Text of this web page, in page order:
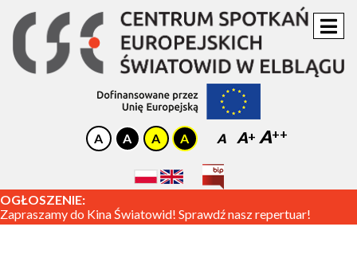
A A A
OGŁOSZENIE:
Zapraszamy do Kina Światowid! Sprawdź nasz repertuar!